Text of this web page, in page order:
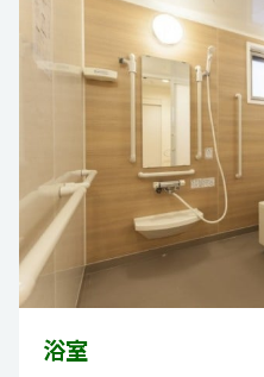
浴室